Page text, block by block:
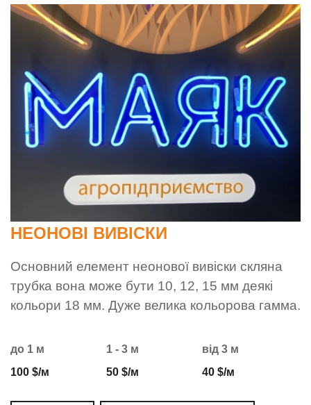
НЕОНОВІ ВИВІСКИ
Основний елемент неонової вивіски скляна
трубка вона може бути 10, 12, 15 мм деякі
кольори 18 мм. Дуже велика кольорова гамма.
до 1 м
100 $/м
1 - 3 м
50 $/м
від 3 м
40 $/м